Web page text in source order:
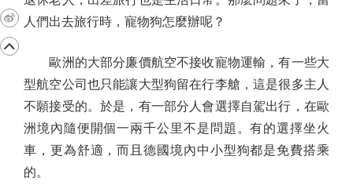
人們出去旅行時，寵物狗怎麼辦呢？
歐洲的大部分廉價航空不接收寵物運輸，有一些大
型航空公司也只能讓大型狗留在行李艙，這是很多主人
不願接受的。於是，有一部分人會選擇自駕出行，在歐
洲境內隨便開個一兩千公里不是問題。有的選擇坐火
車，更為舒適，而且德國境內中小型狗都是免費搭乘
的。